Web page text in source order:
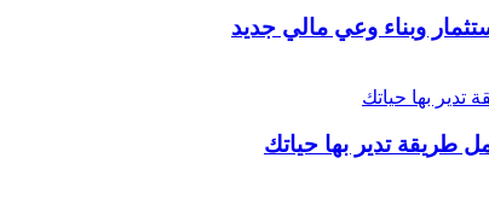
وبناء وعي مالي جديد
طريقة تدير بها حياتك